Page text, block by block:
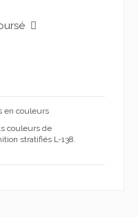
en couleurs
couleurs de
stratifiés L-138.